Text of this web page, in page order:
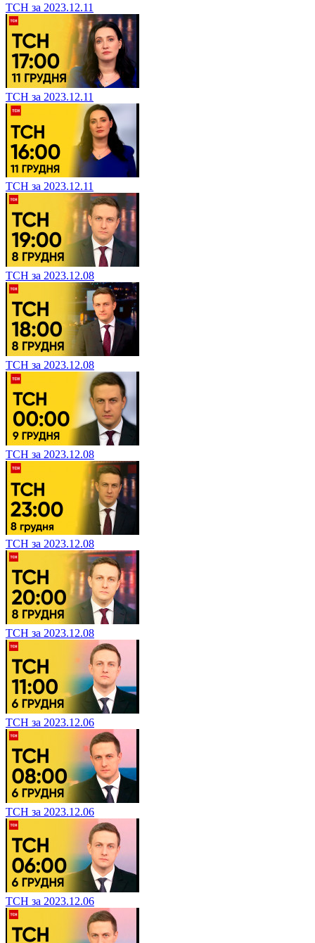
ТСН за 2023.12.11
ТСН за 2023.12.11
ТСН за 2023.12.11
ТСН за 2023.12.08
ТСН за 2023.12.08
ТСН за 2023.12.08
ТСН за 2023.12.08
ТСН за 2023.12.08
ТСН за 2023.12.06
ТСН за 2023.12.06
ТСН за 2023.12.06